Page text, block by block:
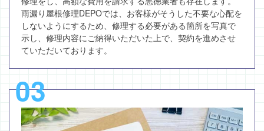
雨漏り屋根修理DEPOでは、お客様がそうした不要な心配を
しないようにするため、修理する必要がある箇所を写真で
示し、修理内容にご納得いただいた上で、契約を進めさせ
ていただいております。
03